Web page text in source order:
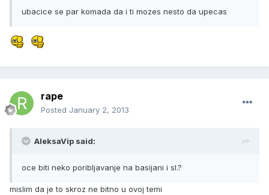
ubacice se par komada da i ti mozes nesto da upecas
rape
Posted January 2, 2013
AleksaVip said:
oce biti neko poribljavanje na basijani i sl.?
mislim da je to skroz ne bitno u ovoj temi